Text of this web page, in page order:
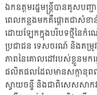
ឯកឧត្តមរដ្ឋមន្ត្រីបានគូសប
ពេលកន្លងមកគឺផ្តោតជាសំខ
ដោយឡែកក្នុងបរិបទថ្មីនៃកំណ
ប្រជាជន ទេសចរណ៍ និងតម្រូវក
ភាពនៃគោលដៅរបស់ខ្លួនមកផ្
ផលិតផលដែលមានសក្កានុ
ស្វាយចន្ទី និងជាពិសេសសាក